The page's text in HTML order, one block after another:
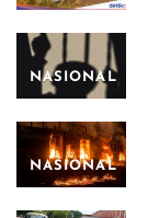
NASIONAL
NASIONAL